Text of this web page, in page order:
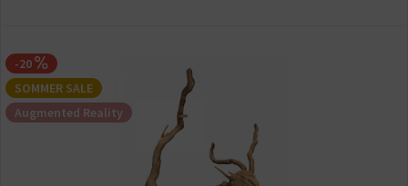
-20
SOMMER SALE
Augmented Reality